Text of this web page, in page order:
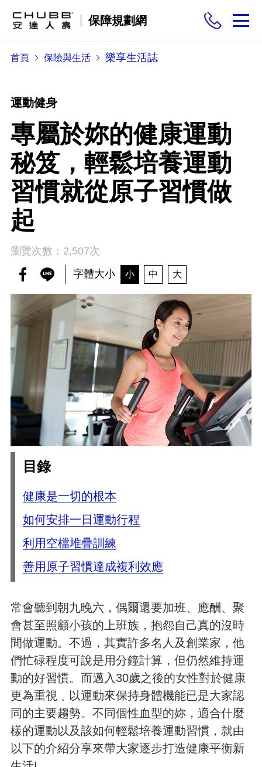
保障規劃網
保險商品
需求分析
投保與理賠
保險與生活
首頁 保險與生活 樂享生活誌
運動健身
專屬於妳的健康運動
秘笈，輕鬆培養運動
習慣就從原子習慣做
起
瀏覽次數：2,507次
字體大小
小 中 大
目錄
健康是一切的根本
如何安排一日運動行程
利用空檔堆疊訓練
善用原子習慣達成複利效應
常會聽到朝九晚六，偶爾還要加班、應酬、聚
會甚至照顧小孩的上班族，抱怨自己真的沒時
間做運動。不過，其實許多名人及創業家，他
們忙碌程度可說是用分鐘計算，但仍然維持運
動的好習慣。而邁入30歲之後的女性對於健康
更為重視﹑以運動來保持身體機能已是大家認
同的主要趨勢。不同個性血型的妳，適合什麼
樣的運動以及該如何輕鬆培養運動習慣，就由
以下的介紹分享來帶大家逐步打造健康平衡新